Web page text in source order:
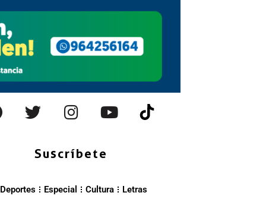
Suscríbete
Deportes Especial Cultura Letras